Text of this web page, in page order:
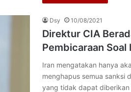
Dsy 10/08/2021
Direktur CIA
Pembicaraan Soal
Iran mengatakan hanya
menghapus semua sanksi
yang tidak dapat